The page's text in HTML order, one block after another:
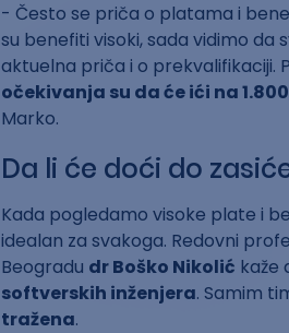
- Često se priča o platama i
su benefiti visoki, sada vidimo da
aktuelna priča i o prekvalifikaciji.
očekivanja su da će ići na 1.800
Marko.
Da li će doći do
Kada pogledamo visoke plate i
idealan za svakoga. Redovni
Beogradu dr Boško Nikolić kaže
softverskih inženjera. Samim
tražena.